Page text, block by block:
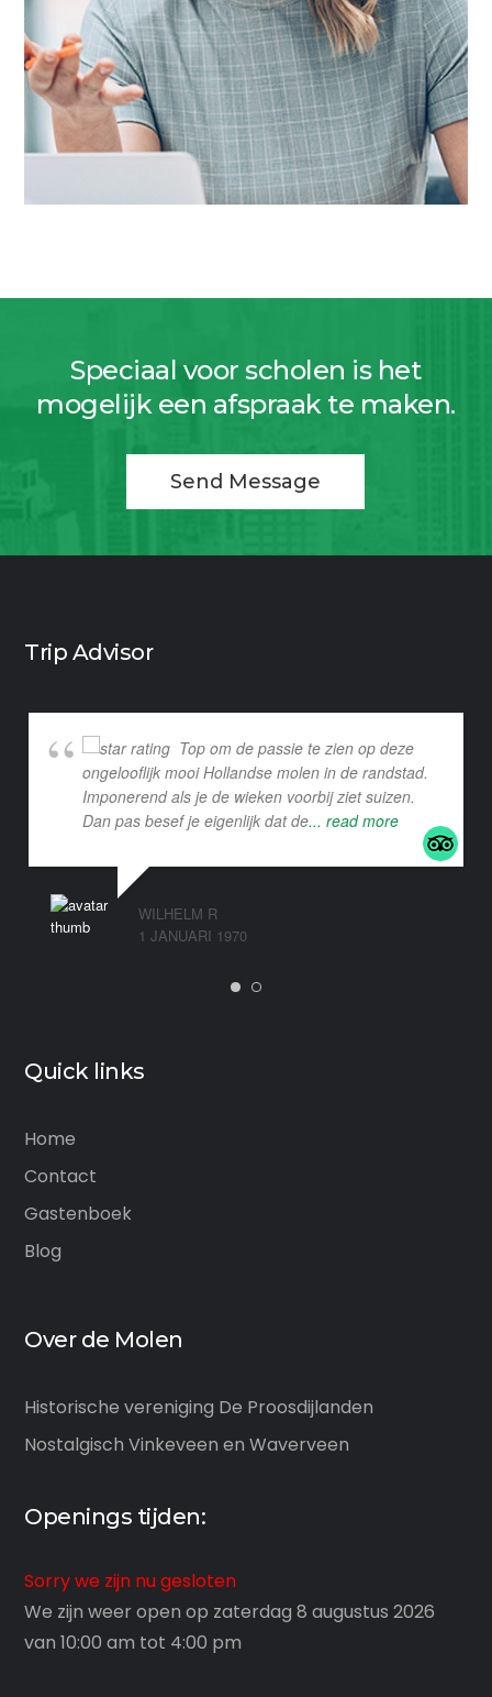
Speciaal voor scholen is het
mogelijk een afspraak te maken.
Send Message
Trip Advisor
Top om de passie te zien op deze
ongelooflijk mooi Hollandse molen in de randstad.
Imponerend als je de wieken voorbij ziet suizen.
Dan pas besef je eigenlijk dat de... read more
WILHELM R
1 JANUARI 1970
Quick links
Home
Contact
Gastenboek
Blog
Over de Molen
Historische vereniging De Proosdijlanden
Nostalgisch Vinkeveen en Waverveen
Openings tijden:
Sorry we zijn nu gesloten
We zijn weer open op zaterdag 8 augustus 2026
van 10:00 am tot 4:00 pm